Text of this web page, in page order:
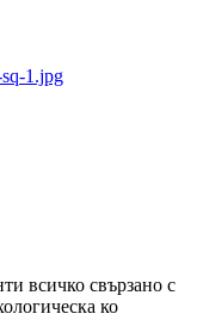
всичко свързано с
ко